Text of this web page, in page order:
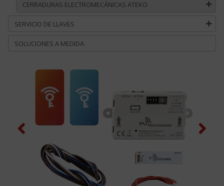
CERRADURAS ELECTROMECÁNICAS ATEKO
SERVICIO DE LLAVES
SOLUCIONES A MEDIDA
Previous